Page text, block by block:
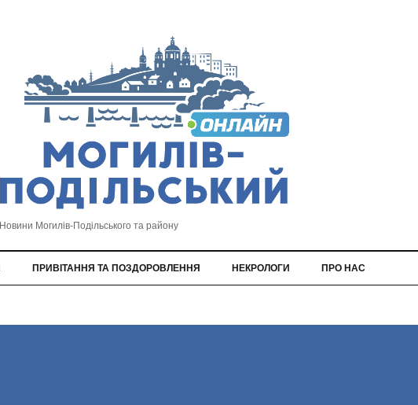
Новини Могилів-Подільського та району
ПРИВІТАННЯ ТА ПОЗДОРОВЛЕННЯ НЕКРОЛОГИ ПРО НАС